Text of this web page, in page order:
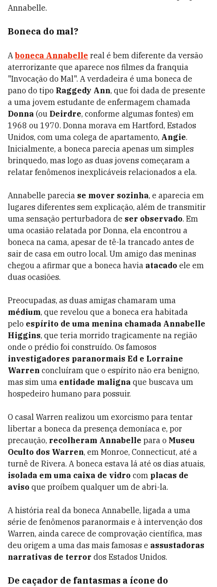
Annabelle.
Boneca do mal?
A boneca Annabelle real é bem diferente da versão
aterrorizante que aparece nos filmes da franquia
"Invocação do Mal". A verdadeira é uma boneca de
pano do tipo Raggedy Ann, que foi dada de presente
a uma jovem estudante de enfermagem chamada
Donna (ou Deirdre, conforme algumas fontes) em
1968 ou 1970. Donna morava em Hartford, Estados
Unidos, com uma colega de apartamento, Angie.
Inicialmente, a boneca parecia apenas um simples
brinquedo, mas logo as duas jovens começaram a
relatar fenômenos inexplicáveis relacionados a ela.
Annabelle parecia se mover sozinha, e aparecia em
lugares diferentes sem explicação, além de transmitir
uma sensação perturbadora de ser observado. Em
uma ocasião relatada por Donna, ela encontrou a
boneca na cama, apesar de tê-la trancado antes de
sair de casa em outro local. Um amigo das meninas
chegou a afirmar que a boneca havia atacado ele em
duas ocasiões.
Preocupadas, as duas amigas chamaram uma
médium, que revelou que a boneca era habitada
pelo espírito de uma menina chamada Annabelle
Higgins, que teria morrido tragicamente na região
onde o prédio foi construído. Os famosos
investigadores paranormais Ed e Lorraine
Warren concluíram que o espírito não era benigno,
mas sim uma entidade maligna que buscava um
hospedeiro humano para possuir.
O casal Warren realizou um exorcismo para tentar
libertar a boneca da presença demoníaca e, por
precaução, recolheram Annabelle para o Museu
Oculto dos Warren, em Monroe, Connecticut, até a
turnê de Rivera. A boneca estava lá até os dias atuais,
isolada em uma caixa de vidro com placas de
aviso que proíbem qualquer um de abri-la.
A história real da boneca Annabelle, ligada a uma
série de fenômenos paranormais e à intervenção dos
Warren, ainda carece de comprovação científica, mas
deu origem a uma das mais famosas e assustadoras
narrativas de terror dos Estados Unidos.
De caçador de fantasmas a ícone do